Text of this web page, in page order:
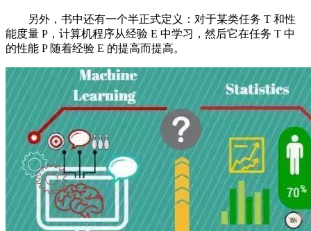
另外，书中还有一个半正式定义：对于某类任务 T 和性
能度量 P，计算机程序从经验 E 中学习，然后它在任务 T 中
的性能 P 随着经验 E 的提高而提高。